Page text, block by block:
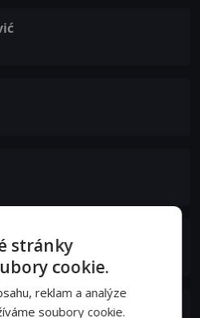
stránky
cookie.
reklam a analýze
soubory cookie.